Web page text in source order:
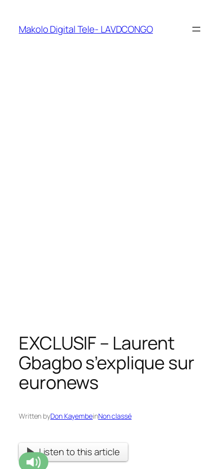
Makolo Digital Tele- LAVDCONGO
EXCLUSIF – Laurent
Gbagbo s’explique sur
euronews
Written byDon KayembeinNon classé
Listen to this article